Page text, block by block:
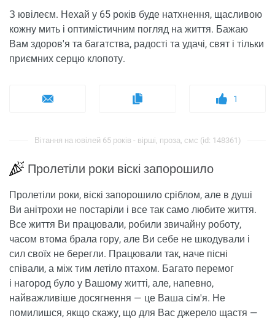
З ювілеєм. Нехай у 65 років буде натхнення, щасливою
кожну мить і оптимістичним погляд на життя. Бажаю
Вам здоров'я та багатства, радості та удачі, свят і тільки
приємних серцю клопоту.
1
Вітання на ювілей 65 років - вірші, проза, смс (id: 148361)
Пролетіли роки віскі запорошило
Пролетіли роки, віскі запорошило сріблом, але в душі
Ви анітрохи не постаріли і все так само любите життя.
Все життя Ви працювали, робили звичайну роботу,
часом втома брала гору, але Ви себе не шкодували і
сил своїх не берегли. Працювали так, наче пісні
співали, а між тим летіло птахом. Багато перемог
і нагород було у Вашому житті, але, напевно,
найважливіше досягнення — це Ваша сім'я. Не
помилишся, якщо скажу, що для Вас джерело щастя —